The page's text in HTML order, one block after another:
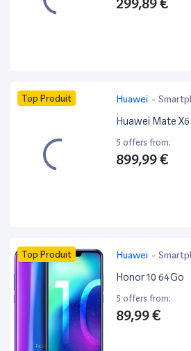
Top Produit Huawei -
Huawei Mate
5 offers from:
899,99 €
Top Produit Huawei -
Honor 10 64Go
5 offers from:
89,99 €